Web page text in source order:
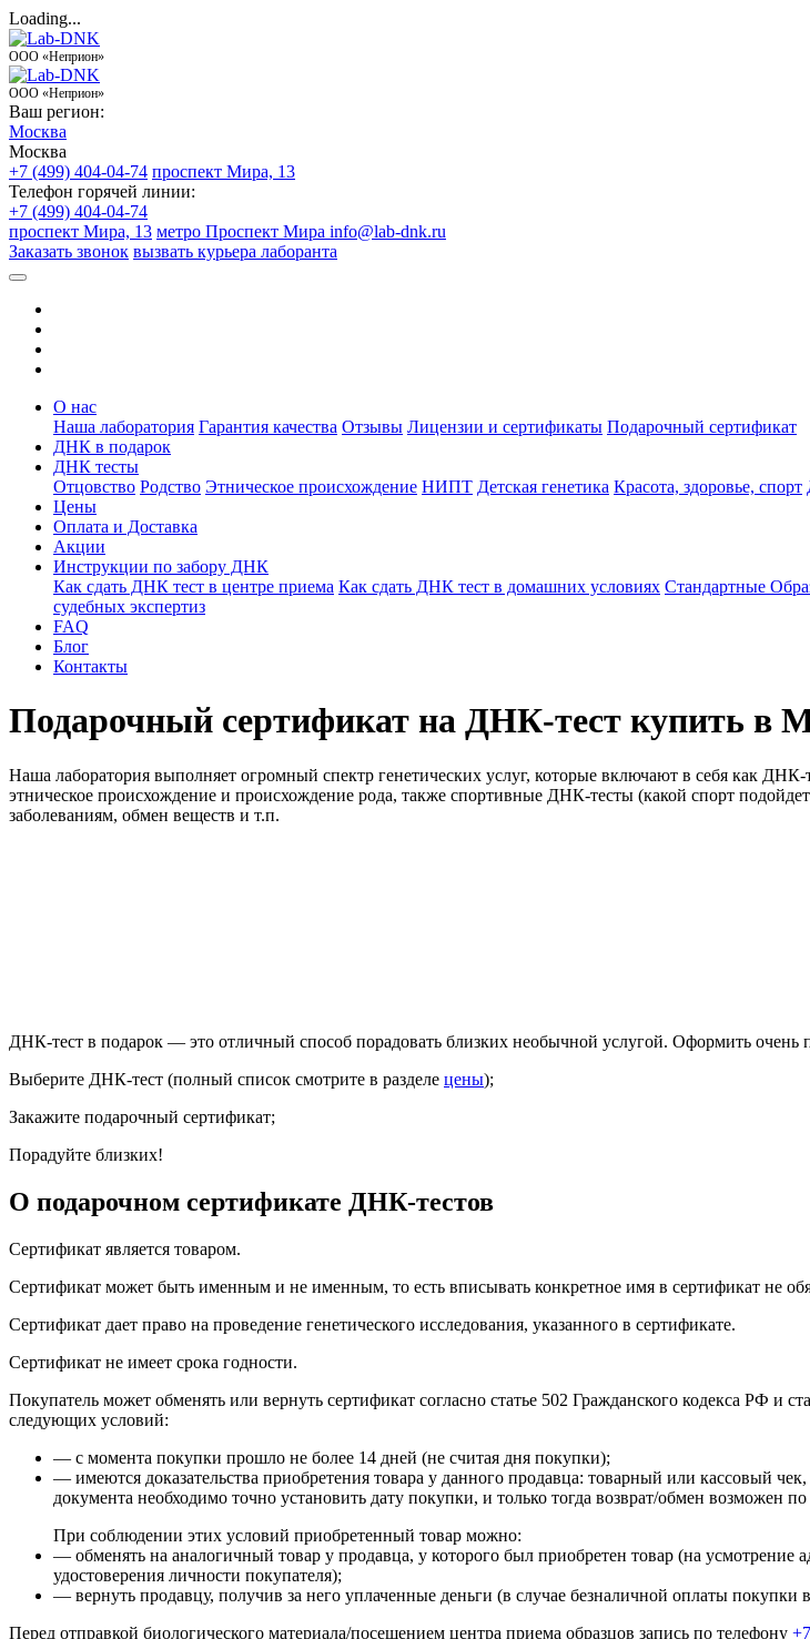
Loading...
ООО «Неприон»
ООО «Неприон»
Ваш регион:
Москва
Москва
+7 (499) 404-04-74 проспект Мира, 13
Телефон горячей линии:
+7 (499) 404-04-74
проспект Мира, 13 метро Проспект Мира info@lab-dnk.ru
Заказать звонок вызвать курьера лаборанта
О нас
Наша лаборатория Гарантия качества Отзывы Лицензии и сертификаты Подарочный сертификат
ДНК в подарок
ДНК тесты
Отцовство Родство Этническое происхождение НИПТ Детская генетика Красота, здоровье, спорт
Цены
Оплата и Доставка
Акции
Инструкции по забору ДНК
Как сдать ДНК тест в центре приема Как сдать ДНК тест в домашних условиях Стандартные
судебных экспертиз
FAQ
Блог
Контакты
Подарочный сертификат на ДНК-тест купить в
Наша лаборатория выполняет огромный спектр генетических услуг, которые включают в себя как
этническое происхождение и происхождение рода, также спортивные ДНК-тесты (какой спорт
заболеваниям, обмен веществ и т.п.
ДНК-тест в подарок — это отличный способ порадовать близких необычной услугой. Оформить очень
Выберите ДНК-тест (полный список смотрите в разделе цены);
Закажите подарочный сертификат;
Порадуйте близких!
О подарочном сертификате ДНК-тестов
Сертификат является товаром.
Сертификат может быть именным и не именным, то есть вписывать конкретное имя в сертификат не
Сертификат дает право на проведение генетического исследования, указанного в сертификате.
Сертификат не имеет срока годности.
Покупатель может обменять или вернуть сертификат согласно статье 502 Гражданского кодекса РФ и
следующих условий:
— с момента покупки прошло не более 14 дней (не считая дня покупки);
— имеются доказательства приобретения товара у данного продавца: товарный или кассовый
документа необходимо точно установить дату покупки, и только тогда возврат/обмен возможен
При соблюдении этих условий приобретенный товар можно:
— обменять на аналогичный товар у продавца, у которого был приобретен товар (на усмотрение
удостоверения личности покупателя);
— вернуть продавцу, получив за него уплаченные деньги (в случае безналичной оплаты покупки
Перед отправкой биологического материала/посещением центра приема образцов запись по телефону